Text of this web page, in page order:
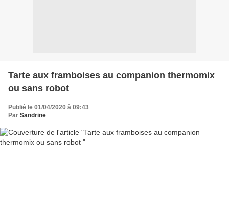
Tarte aux framboises au companion thermomix
ou sans robot
Publié le 01/04/2020 à 09:43
Par Sandrine